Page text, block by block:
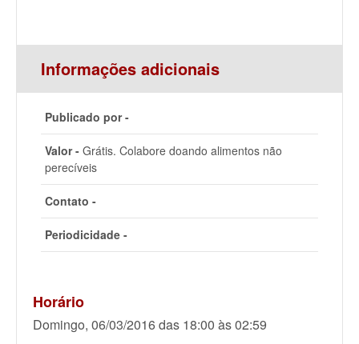
Informações adicionais
Publicado por -
Valor - Grátis. Colabore doando alimentos não
perecíveis
Contato -
Periodicidade -
Horário
Domingo, 06/03/2016 das 18:00 às 02:59